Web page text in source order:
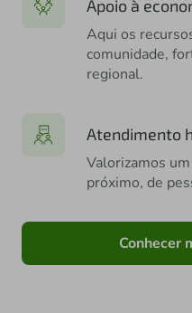
Apoio à
Aqui os
comunidade,
regional.
Atendimento
Valorizamos
próximo, de
Conhecer